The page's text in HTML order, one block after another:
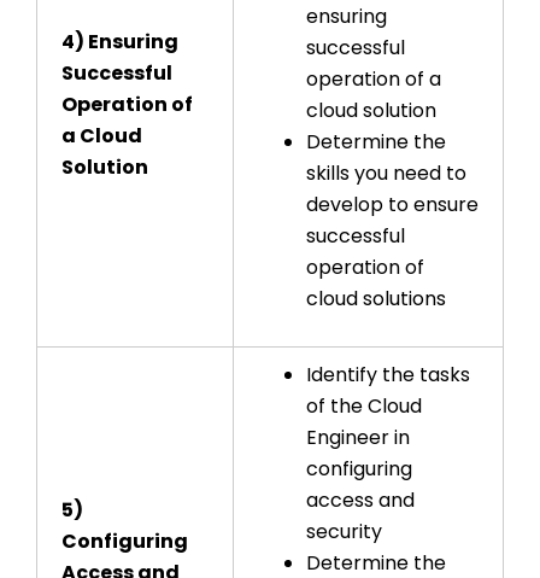
4) Ensuring
Successful
Operation of
a Cloud
Solution
ensuring
successful
operation of a
cloud solution
Determine the
skills you need to
develop to ensure
successful
operation of
cloud solutions
5)
Configuring
Access and
Identify the tasks
of the Cloud
Engineer in
configuring
access and
security
Determine the